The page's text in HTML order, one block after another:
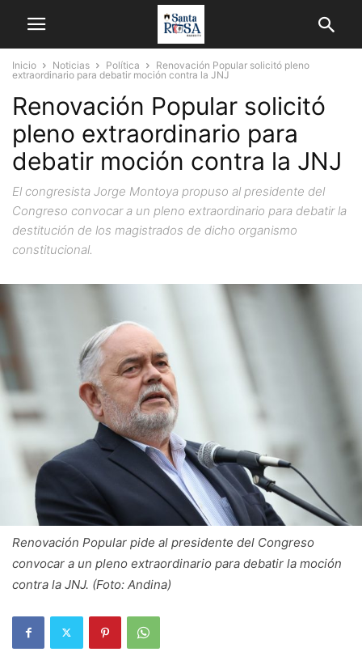
Inicio Noticias Política
Renovación Popular solicitó pleno
extraordinario para debatir moción contra la JNJ
Renovación Popular solicitó
pleno extraordinario para
debatir moción contra la JNJ
El congresista Jorge Montoya propuso al presidente del
Congreso convocar a un pleno extraordinario para debatir la
destitución de los magistrados de dicho organismo
constitucional.
Renovación Popular pide al presidente del Congreso
convocar a un pleno extraordinario para debatir la moción
contra la JNJ. (Foto: Andina)